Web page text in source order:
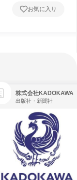
お気に入り
株式会社KADOKAWA
出版社・新聞社